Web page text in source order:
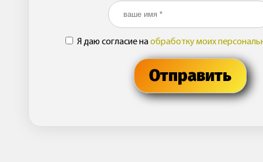
Я даю согласие наобработку моих